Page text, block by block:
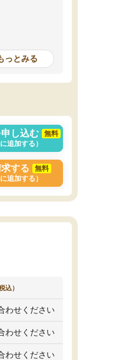
っとみる
し込む
無料
追加する）
する
無料
追加する）
込）
わせください
わせください
わせください